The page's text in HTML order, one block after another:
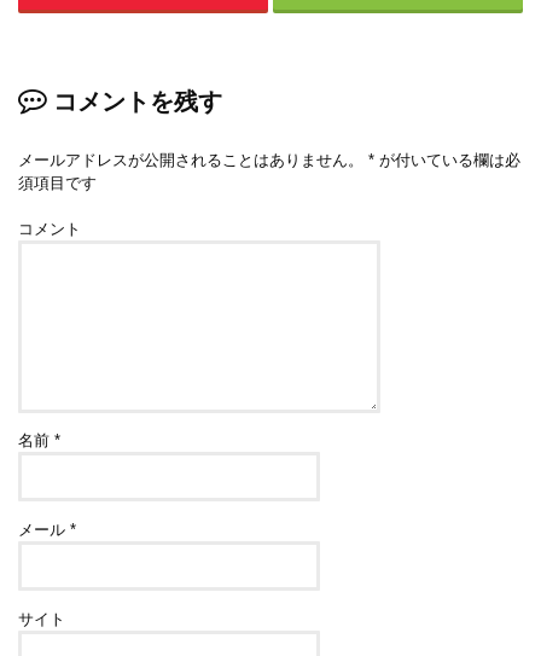
コメントを残す
メールアドレスが公開されることはありません。 * が付いている欄は必
須項目です
コメント
名前*
メール*
サイト